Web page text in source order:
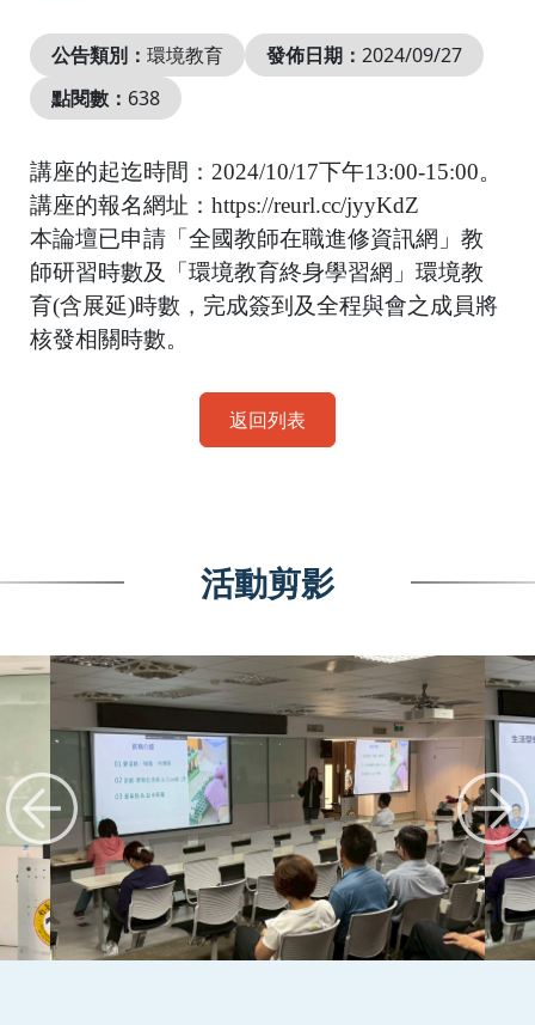
公告類別： 環境教育 發佈日期： 2024/09/27
點閱數： 638
講座的起迄時間： 2024/10/17下午13:00-15:00。
講座的報名網址： https://reurl.cc/jyyKdZ
本論壇已申請「全國教師在職進修資訊網」教
師研習時數及「環境教育終身學習網」環境教
育(含展延)時數，完成簽到及全程與會之成員將
核發相關時數。
返回列表
活動剪影